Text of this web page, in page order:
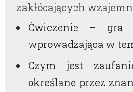
zakłócających
Ćwiczenie – gra
wprowadzająca w
Czym jest
określane przez